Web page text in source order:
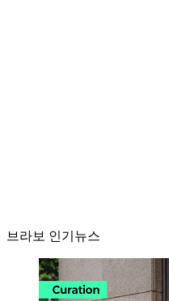
브라보 인기뉴스